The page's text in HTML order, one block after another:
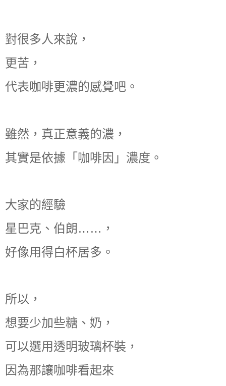
對很多人來說，
更苦，
代表咖啡更濃的感覺吧。
雖然，真正意義的濃，
其實是依據「咖啡因」濃度。
大家的經驗
星巴克、伯朗……，
好像用得白杯居多。
所以，
想要少加些糖、奶，
可以選用透明玻璃杯裝，
因為那讓咖啡看起來